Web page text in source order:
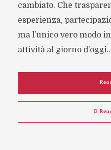
cambiato. Che
esperienza,
ma l’unico vero modo
attività al giorno